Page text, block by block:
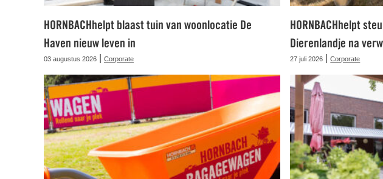
HORNBACHhelpt blaast tuin van woonlocatie De
Haven nieuw leven in
03 augustus 2026 Corporate
HORNBACHhelpt
Dierenlandje na
27 juli 2026 |Corporate